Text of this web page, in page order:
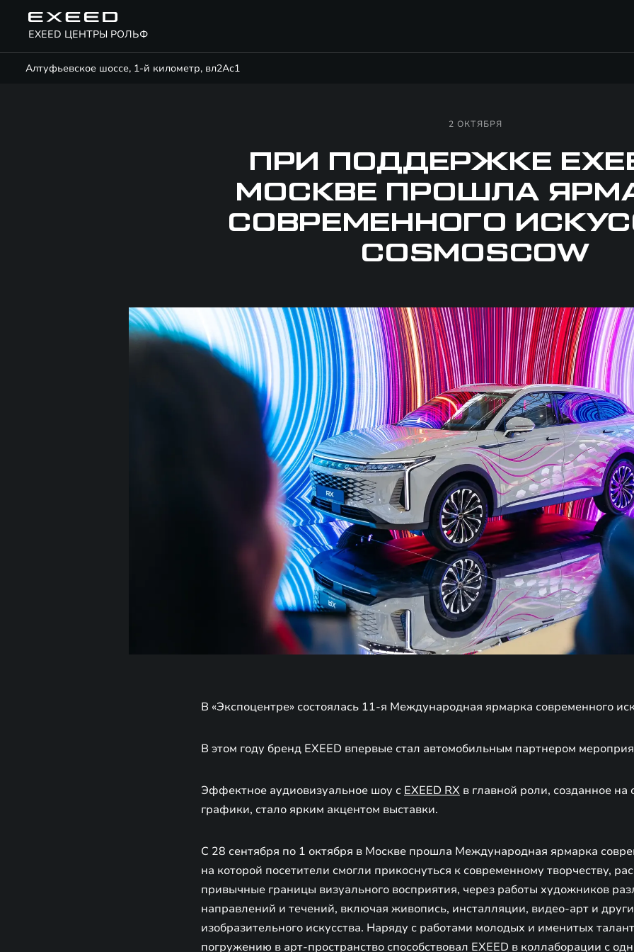
EXEED ЦЕНТРЫ РОЛЬФ
Алтуфьевское шоссе, 1-й километр, вл2Ас1
2 ОКТЯБРЯ
ПРИ ПОДДЕРЖКЕ
МОСКВЕ ПРОШЛА
СОВРЕМЕННОГО
COSMOSCOW
В «Экспоцентре» состоялась 11-я Международная ярмарка современного
В этом году бренд EXEED впервые стал автомобильным партнером
Эффектное аудиовизуальное шоу с EXEED RX в главной роли, созданное
графики, стало ярким акцентом выставки.
С 28 сентября по 1 октября в Москве прошла Международная ярмарка
на которой посетители смогли прикоснуться к современному творчеству,
привычные границы визуального восприятия, через работы художников
направлений и течений, включая живопись, инсталляции, видео-арт и
изобразительного искусства. Наряду с работами молодых и именитых
погружению в арт-пространство способствовал EXEED в коллаборации с